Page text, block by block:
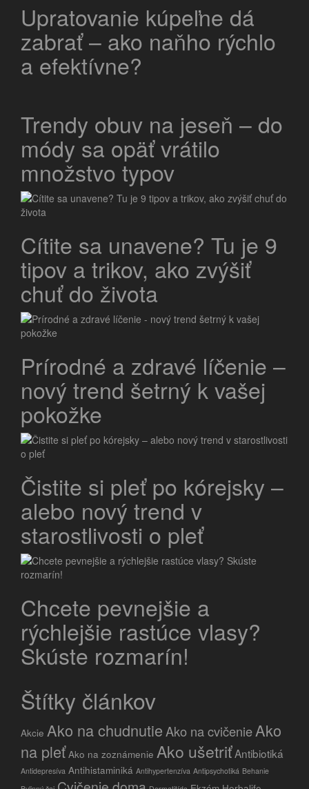
Upratovanie kúpeľne dá
zabrať – ako naňho rýchlo
a efektívne?
Trendy obuv na jeseň – do
módy sa opäť vrátilo
množstvo typov
Cítite sa unavene? Tu je 9
tipov a trikov, ako zvýšiť
chuť do života
Prírodné a zdravé líčenie –
nový trend šetrný k vašej
pokožke
Čistite si pleť po kórejsky –
alebo nový trend v
starostlivosti o pleť
Chcete pevnejšie a
rýchlejšie rastúce vlasy?
Skúste rozmarín!
Štítky článkov
Akcie Ako na chudnutieAko na cvičenieAko
na pleť Ako na zoznámenie Ako ušetriťAntibiotiká
Antidepresíva Antihistaminiká Antihypertenzíva Antipsychotiká Behanie